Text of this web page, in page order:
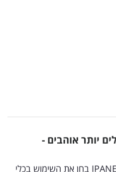
יותר אוהבים -
מחקר שוק חדש של חברת IPANEL בחן את השימוש בכלי